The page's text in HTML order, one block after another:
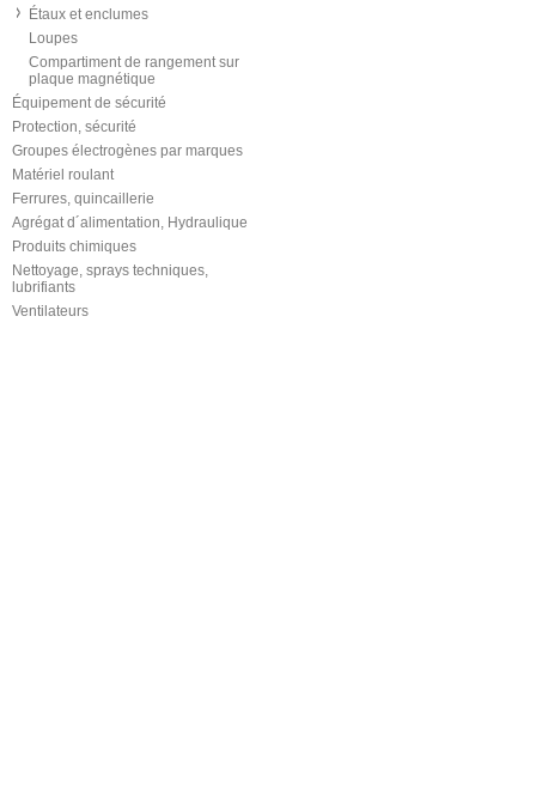
Étaux et enclumes
Loupes
Compartiment de rangement sur
plaque magnétique
Équipement de sécurité
Protection, sécurité
Groupes électrogènes par marques
Matériel roulant
Ferrures, quincaillerie
Agrégat d´alimentation, Hydraulique
Produits chimiques
Nettoyage, sprays techniques,
lubrifiants
Ventilateurs